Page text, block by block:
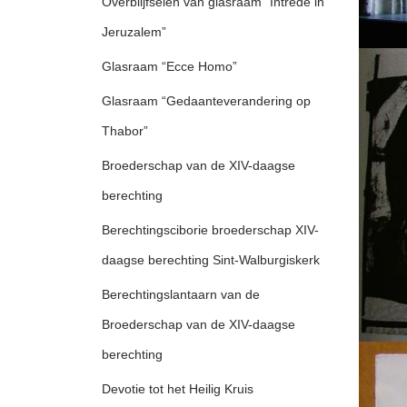
Jeruzalem”
Glasraam “Ecce Homo”
Glasraam “Gedaanteverandering op
Thabor”
Broederschap van de XIV-daagse
berechting
Berechtingsciborie broederschap XIV-
daagse berechting Sint-Walburgiskerk
Berechtingslantaarn van de
Broederschap van de XIV-daagse
berechting
Devotie tot het Heilig Kruis